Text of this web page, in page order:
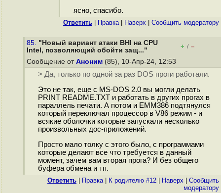
ясно, спасибо.
Ответить Правка| Наверх Cообщить модератору
85. "Новый вариант атаки BHI на CPU
Intel, позволяющий обойти защ..."
+ / –
Сообщение от Аноним (85), 10-Апр-24, 12:53
> Да, только по одной за раз DOS проги работали.
Это не так, еще c MS-DOS 2.0 вы могли делать
PRINT README.TXT и работать в других прогах в
параллель печати. А потом и EMM386 подтянулся
который переключал процессор в V86 режим - и
всякие оболочки которые запускали несколько
произвольных дос-приложений.
Просто мало толку с этого было, с программами
которые делают все что требуется в данный
момент, зачем вам вторая прога? И без общего
буфера обмена и тп.
Ответить Правка| К родителю #12 Наверх
Cообщить
модератору